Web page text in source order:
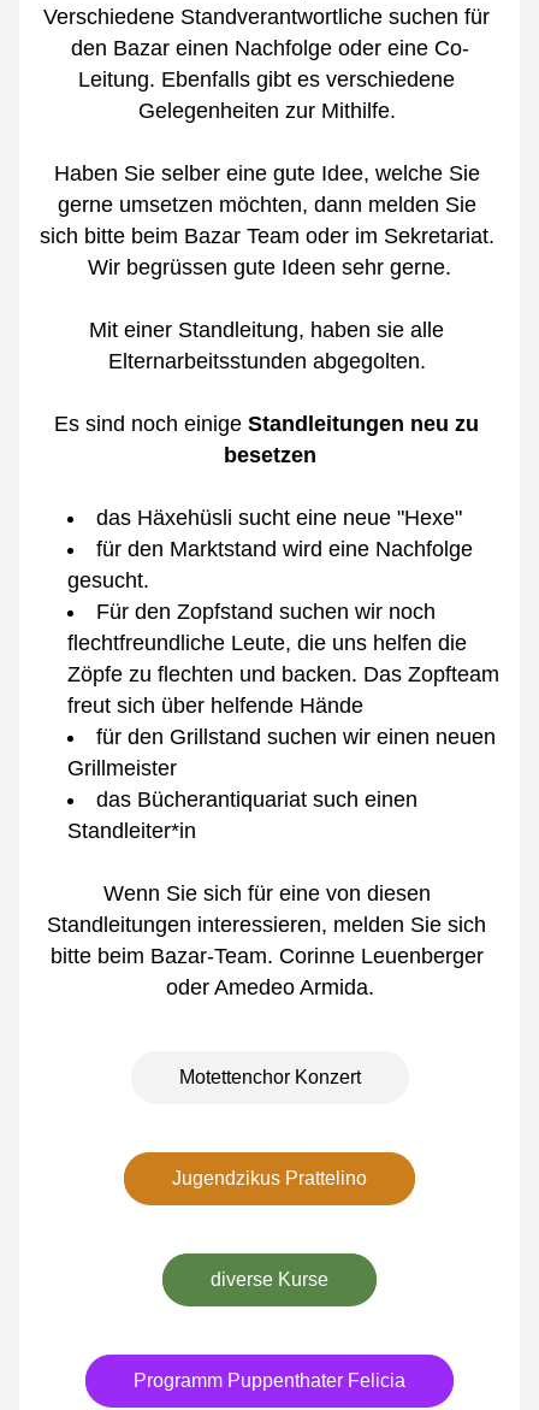
Verschiedene Standverantwortliche suchen für
den Bazar einen Nachfolge oder eine Co-
Leitung. Ebenfalls gibt es verschiedene
Gelegenheiten zur Mithilfe.
Haben Sie selber eine gute Idee, welche Sie
gerne umsetzen möchten, dann melden Sie
sich bitte beim Bazar Team oder im Sekretariat.
Wir begrüssen gute Ideen sehr gerne.
Mit einer Standleitung, haben sie alle
Elternarbeitsstunden abgegolten.
Es sind noch einige Standleitungen neu zu
besetzen
das Häxehüsli sucht eine neue "Hexe"
für den Marktstand wird eine Nachfolge
gesucht.
Für den Zopfstand suchen wir noch
flechtfreundliche Leute, die uns helfen die
Zöpfe zu flechten und backen. Das Zopfteam
freut sich über helfende Hände
für den Grillstand suchen wir einen neuen
Grillmeister
das Bücherantiquariat such einen
Standleiter*in
Wenn Sie sich für eine von diesen
Standleitungen interessieren, melden Sie sich
bitte beim Bazar-Team. Corinne Leuenberger
oder Amedeo Armida.
Motettenchor Konzert
Jugendzikus Prattelino
diverse Kurse
Programm Puppenthater Felicia